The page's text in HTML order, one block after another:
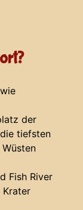
der
tiefsten
Fish River
Krater